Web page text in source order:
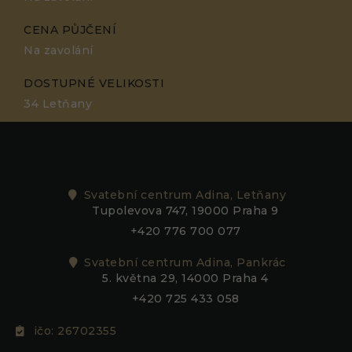
CENA PŮJČENÍ
Na zavolání
DOSTUPNÉ VELIKOSTI
34 Letňany
Svatební centrum Adina, Letňany
Tupolevova 747, 19000 Praha 9
+420 776 700 077
Svatební centrum Adina, Pankrác
5. května 29, 14000 Praha 4
+420 725 433 058
ičo: 26702355